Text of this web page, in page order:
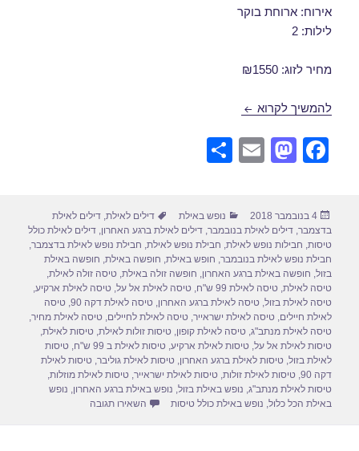
אירוח: ארוחת בוקר
לילות: 2
מחיר לזוג: ₪1550
להמשיך לקרוא חבילות נופש לאילת בנובמבר 15/11/2018
F
e
b
o
o
k
M
o
d
o
n
E
e
פורסם
בתאריך
4 בנובמבר 2018 קטגוריות
נופש באילת תגיות
דילים לאילת,דילים לאילת
בדצמבר,דילים לאילת בנובמבר,דילים לאילת ברגע האחרון,דילים לאילת כולל
טיסות, חבילות נופש לאילת, חבילת נופש לאילת, חבילת נופש לאילת בדצמבר,
חבילת נופש לאילת בנובמבר, חופש באילת, חופשה באילת, חופשה באילת
בזול, חופשה באילת ברגע האחרון, חופשה זולה באילת,טיסה זולה לאילת,
טיסה לאילת,טיסה לאילת 99 ש"ח ,טיסה לאילת אל על,טיסה לאילת ארקיע,
טיסה לאילת בזול,טיסה לאילת ברגע האחרון,טיסה לאילת דקה 90 ,טיסה
לאילת חיילים,טיסה לאילת ישראייר,טיסה לאילת לחיילים,טיסה לאילת מחיר,
טיסה לאילת מנתב"ג,טיסה לאילת קופון,טיסות זולות לאילת,טיסות לאילת,
טיסות לאילת אל על,טיסות לאילת ארקיע,טיסות לאילת ב 99 ש"ח ,טיסות
לאילת בזול,טיסות לאילת ברגע האחרון,טיסות לאילת גוליבר,טיסות לאילת
דקה 90
,טיסות לאילת זולות,טיסות לאילת ישראייר,טיסות לאילת מוזלות,
טיסות לאילת מנתב"ג, נופש באילת בזול, נופש באילת ברגע האחרון, נופש
באילת הכל כלול, נופש באילת כולל טיסות השאירו תגובה